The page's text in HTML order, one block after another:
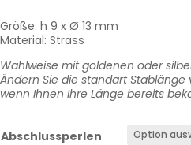
Größe: h 9 x Ø 13 mm
Material: Strass
Wahlweise mit goldenen oder
Ändern Sie die standart Stablänge
wenn Ihnen Ihre Länge bereits
Abschlussperlen